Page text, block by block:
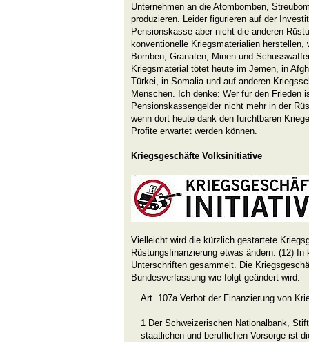
Unternehmen an die Atombomben,
produzieren. Leider figurieren auf der
Pensionskasse aber nicht die anderen
konventionelle Kriegsmaterialien
Bomben, Granaten, Minen und
Kriegsmaterial tötet heute im Jemen, in
Türkei, in Somalia und auf anderen
Menschen. Ich denke: Wer für den Frieden
Pensionskassengelder nicht mehr in der
wenn dort heute dank den furchtbaren
Profite erwartet werden können.
Kriegsgeschäfte Volksinitiative
Vielleicht wird die kürzlich gestartete
Rüstungsfinanzierung etwas ändern. (12) In
Unterschriften gesammelt. Die
Bundesverfassung wie folgt geändert wird:
Art. 107a Verbot der Finanzierung von
1 Der Schweizerischen Nationalbank,
staatlichen und beruflichen Vorsorge ist